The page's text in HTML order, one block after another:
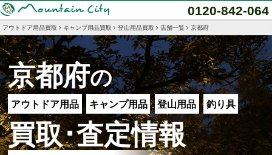
0120-842-064
アウトドア用品買取 キャンプ用品買取 登山用品買取 店舗一覧 京都府
京都府の
アウトドア用品 キャンプ用品 登山用品 釣り具
買取･査定情報